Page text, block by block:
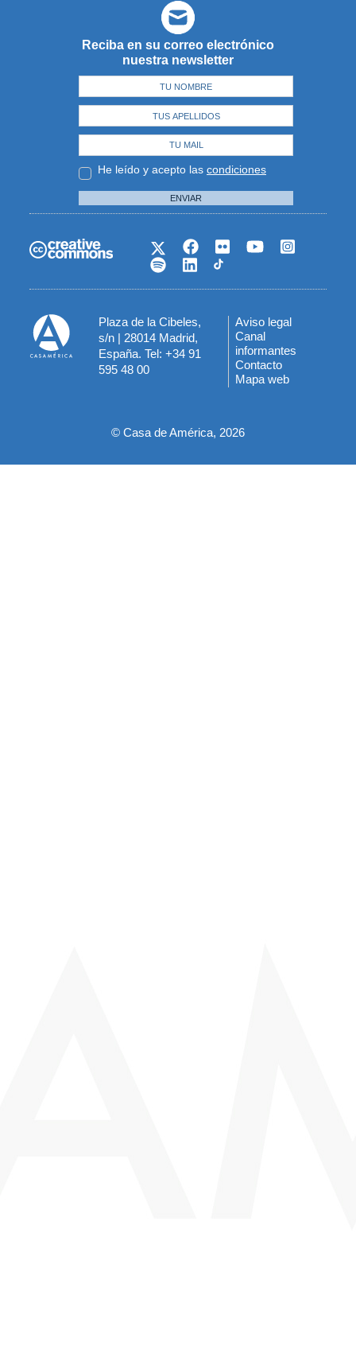
Reciba en su correo electrónico
nuestra newsletter
He leído y acepto las condiciones
ENVIAR
Plaza de la Cibeles,
s/n | 28014 Madrid,
España. Tel: +34 91
595 48 00
Menú
del
pie
Aviso legal
Canal
informantes
Contacto
Mapa web
© Casa de América, 2026